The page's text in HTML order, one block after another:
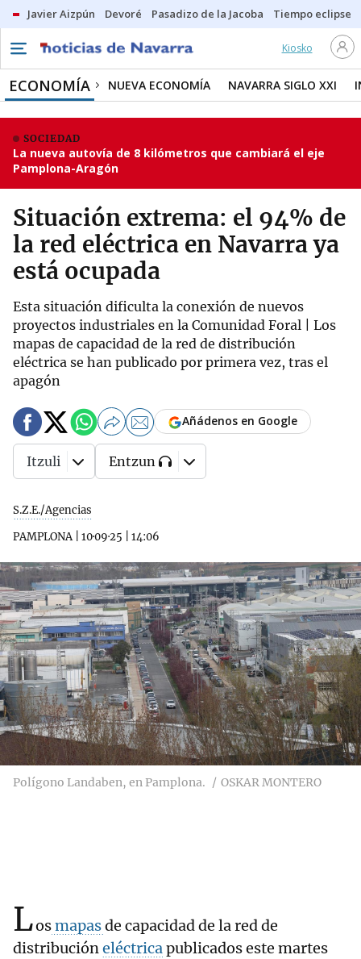
Javier Aizpún Devoré Pasadizo de la Jacoba Tiempo eclipse
Kiosko
ECONOMÍA NUEVA ECONOMÍA NAVARRA SIGLO XXI
SOCIEDAD
La nueva autovía de 8 kilómetros que cambiará el eje
Pamplona-Aragón
Situación extrema: el 94% de
la red eléctrica en Navarra ya
está ocupada
Esta situación dificulta la conexión de nuevos
proyectos industriales en la Comunidad Foral | Los
mapas de capacidad de la red de distribución
eléctrica se han publicado por primera vez, tras el
apagón
S.Z.E./Agencias
PAMPLONA| 10·09·25 14:06
Añádenos en Google
Itzuli Entzun
Polígono Landaben, en Pamplona. OSKAR MONTERO
Losmapasde capacidad de la red de
distribucióneléctricapublicados este martes